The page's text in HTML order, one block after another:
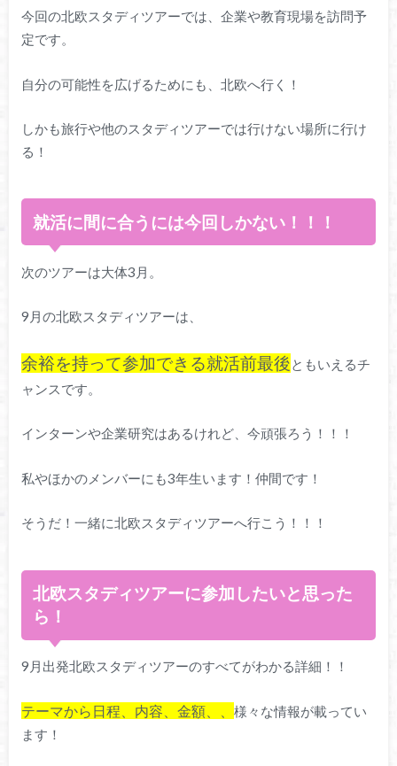
今回の北欧スタディツアーでは、企業や教育現場を訪問予
定です。
自分の可能性を広げるためにも、北欧へ行く！
しかも旅行や他のスタディツアーでは行けない場所に行け
る！
就活に間に合うには今回しかない！！！
次のツアーは大体3月。
9月の北欧スタディツアーは、
余裕を持って参加できる就活前最後ともいえるチ
ャンスです。
インターンや企業研究はあるけれど、今頑張ろう！！！
私やほかのメンバーにも3年生います！仲間です！
そうだ！一緒に北欧スタディツアーへ行こう！！！
北欧スタディツアーに参加したいと思った
ら！
9月出発北欧スタディツアーのすべてがわかる詳細！！
テーマから日程、内容、金額、、 様々な情報が載ってい
ます！